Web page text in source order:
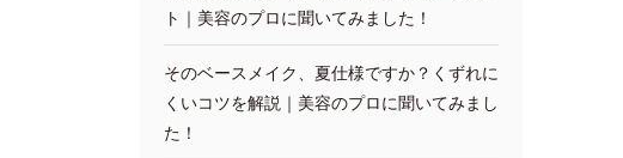
ト｜美容のプロに聞いてみました！
そのベースメイク、夏仕様ですか？くずれに
くいコツを解説｜美容のプロに聞いてみまし
た！